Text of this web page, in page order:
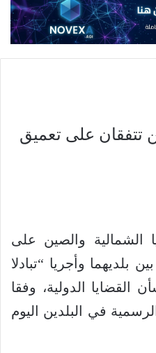
تتفقان على تعميق
الشمالية والصين على
بلديهما وأجريا “تبادلا
القضايا الدولية، وفقا
في البلدين اليوم